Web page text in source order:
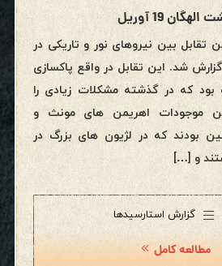
19 آوریل
بین نیروهای نور و تاریکی در
شد. این تقابل در واقع پاکسازی
که در گذشته مشکلات زیادی را
موجودات اهریمن های مونث و
بودند که در لژیون های بزرگ در
و […]
گزارش استارسیدها
مطالعه کامل